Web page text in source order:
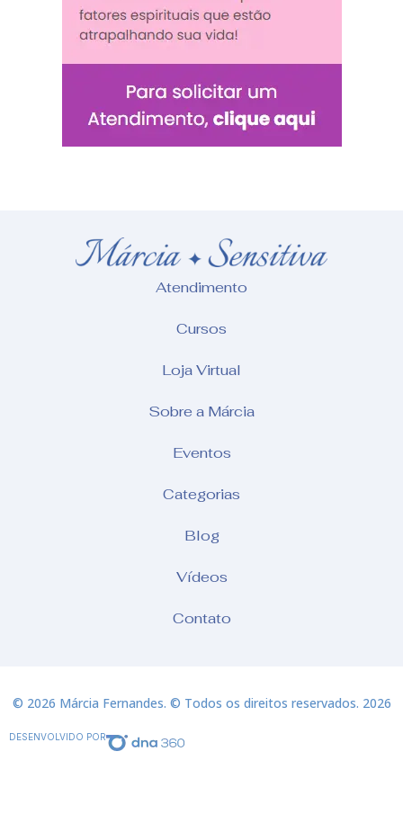
Atendimento
Cursos
Loja Virtual
Sobre a Márcia
Eventos
Categorias
Blog
Vídeos
Contato
© 2026 Márcia Fernandes. © Todos os direitos reservados. 2026
DESENVOLVIDO POR